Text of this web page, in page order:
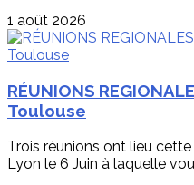
1 août 2026
RÉUNIONS
Toulouse
Trois réunions ont lieu
Lyon le 6 Juin à laquelle